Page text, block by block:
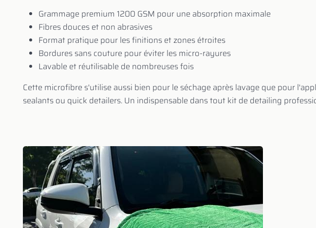
Grammage premium 1200 GSM pour une absorption maximale
Fibres douces et non abrasives
Format pratique pour les finitions et zones étroites
Bordures sans couture pour éviter les micro-rayures
Lavable et réutilisable de nombreuses fois
Cette microfibre s'utilise aussi bien pour le séchage après lavage que pour
sealants ou quick detailers. Un indispensable dans tout kit de detailing